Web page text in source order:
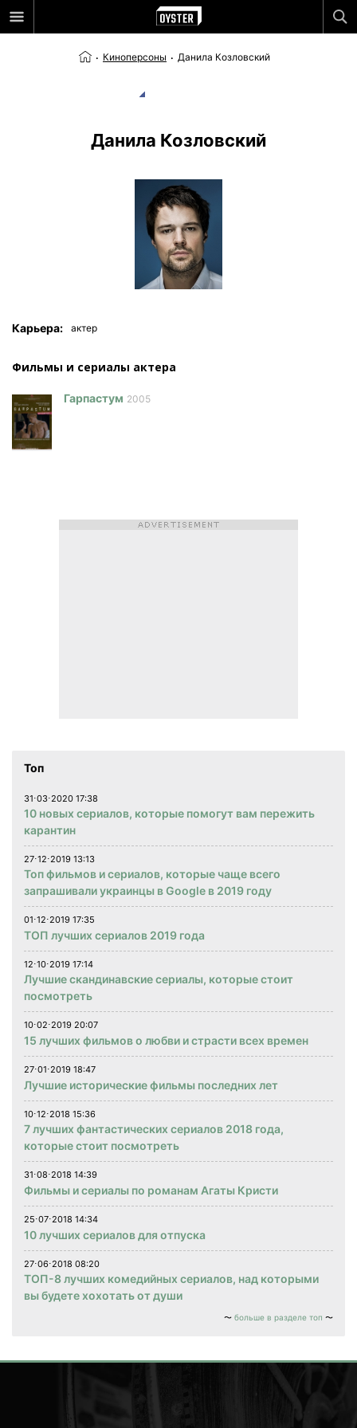
Киноперсоны Данила Козловский
Данила Козловский
Карьера: актер
Фильмы и сериалы актера
Гарпастум 2005
Топ
31⋅03⋅2020 17:38
10 новых сериалов, которые помогут вам пережить
карантин
27⋅12⋅2019 13:13
Топ фильмов и сериалов, которые чаще всего
запрашивали украинцы в Google в 2019 году
01⋅12⋅2019 17:35
ТОП лучших сериалов 2019 года
12⋅10⋅2019 17:14
Лучшие скандинавские сериалы, которые стоит
посмотреть
10⋅02⋅2019 20:07
15 лучших фильмов о любви и страсти всех времен
27⋅01⋅2019 18:47
Лучшие исторические фильмы последних лет
10⋅12⋅2018 15:36
7 лучших фантастических сериалов 2018 года,
которые стоит посмотреть
31⋅08⋅2018 14:39
Фильмы и сериалы по романам Агаты Кристи
25⋅07⋅2018 14:34
10 лучших сериалов для отпуска
27⋅06⋅2018 08:20
ТОП-8 лучших комедийных сериалов, над которыми
вы будете хохотать от души
больше в разделе топ